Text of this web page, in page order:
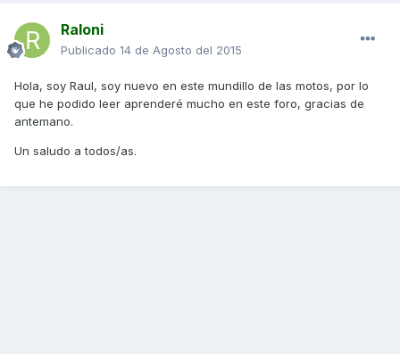
Raloni
Publicado 14 de Agosto del 2015
Hola, soy Raul, soy nuevo en este mundillo de las motos, por lo
que he podido leer aprenderé mucho en este foro, gracias de
antemano.
Un saludo a todos/as.